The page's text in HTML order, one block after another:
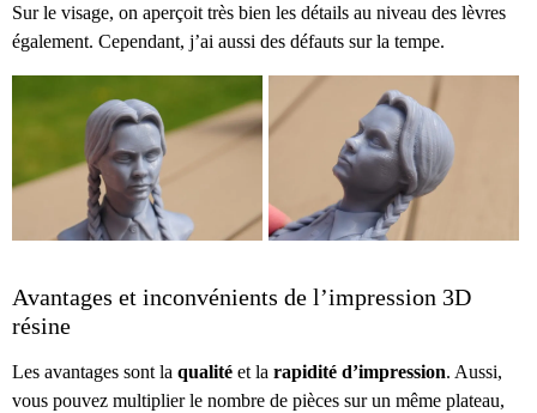
Sur le visage, on aperçoit très bien les détails au niveau des lèvres
également. Cependant, j’ai aussi des défauts sur la tempe.
Avantages et inconvénients de l’impression 3D
résine
Les avantages sont la qualité et la rapidité d’impression. Aussi,
vous pouvez multiplier le nombre de pièces sur un même plateau,